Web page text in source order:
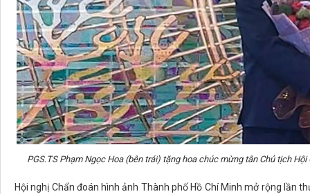
PGS.TS Phạm Ngọc Hoa (bên trái) tặng hoa chúc mừng tân Chủ tịch
Hội nghị Chẩn đoán hình ảnh Thành phố Hồ Chí Minh mở rộng lần